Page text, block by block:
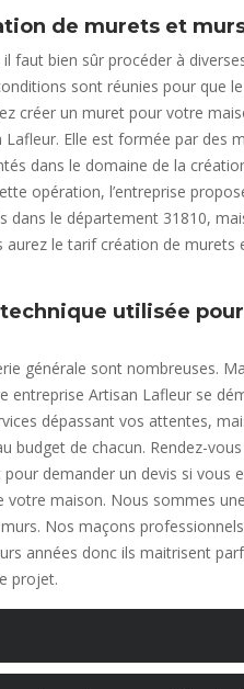
de murets et
faut bien sûr procéder à
sont réunies pour que
créer un muret pour votre
Elle est formée par des
dans le domaine de la
opération, l’entreprise
dans le département 31810,
aurez le tarif création de murets
utilisée
générale sont nombreuses.
entreprise Artisan Lafleur se
dépassant vos attentes,
budget de chacun. Rendez-
demander un devis si vous
votre maison. Nous sommes
Nos maçons
années donc ils maitrisent
projet.